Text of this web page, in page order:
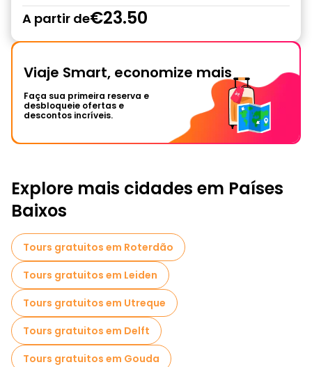
A partir de€23.50
Viaje Smart, economize mais
Faça sua primeira reserva e
desbloqueie ofertas e
descontos incríveis.
Explore mais cidades em Países
Baixos
Tours gratuitos em Roterdão
Tours gratuitos em Leiden
Tours gratuitos em Utreque
Tours gratuitos em Delft
Tours gratuitos em Gouda